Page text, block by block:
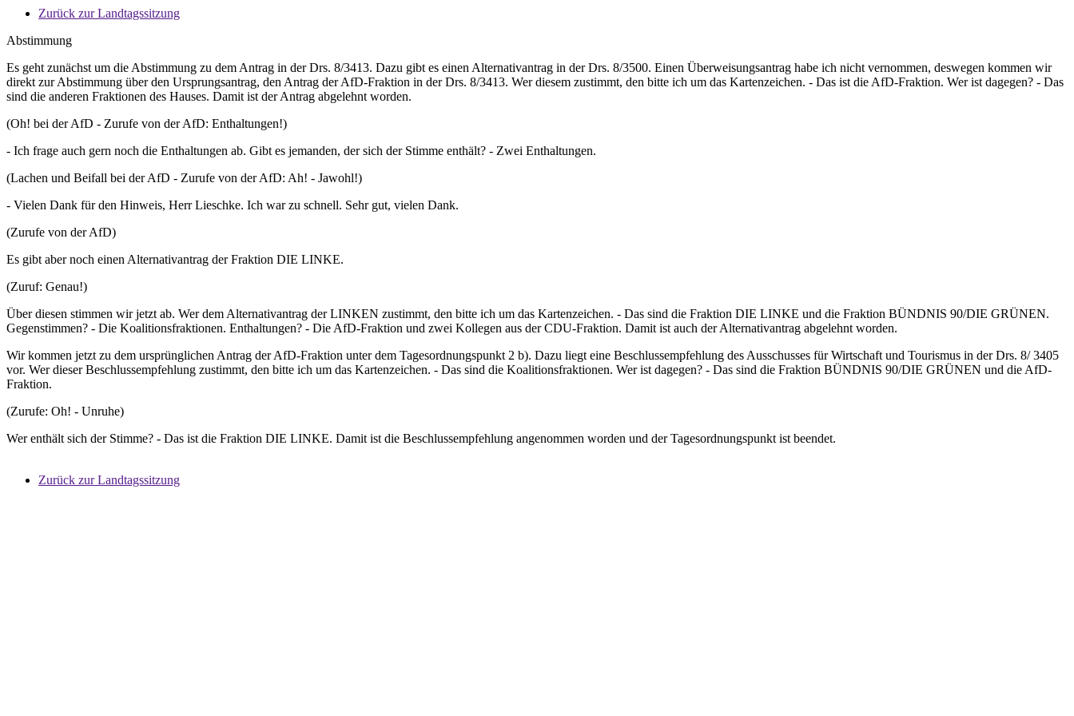
Zurück zur Landtagssitzung
Abstimmung
Es geht zunächst um die Abstimmung zu dem Antrag in der Drs. 8/3413. Dazu gibt es einen Alternativantrag in der Drs. 8/3500. Einen Überweisungsantrag habe ich nicht vernommen, deswegen kommen wir
direkt zur Abstimmung über den Ursprungsantrag, den Antrag der AfD-Fraktion in der Drs. 8/3413. Wer diesem zustimmt, den bitte ich um das Kartenzeichen. - Das ist die AfD-Fraktion. Wer ist dagegen? - Das
sind die anderen Fraktionen des Hauses. Damit ist der Antrag abgelehnt worden.
(Oh! bei der AfD - Zurufe von der AfD: Enthaltungen!)
- Ich frage auch gern noch die Enthaltungen ab. Gibt es jemanden, der sich der Stimme enthält? - Zwei Enthaltungen.
(Lachen und Beifall bei der AfD - Zurufe von der AfD: Ah! - Jawohl!)
- Vielen Dank für den Hinweis, Herr Lieschke. Ich war zu schnell. Sehr gut, vielen Dank.
(Zurufe von der AfD)
Es gibt aber noch einen Alternativantrag der Fraktion DIE LINKE.
(Zuruf: Genau!)
Über diesen stimmen wir jetzt ab. Wer dem Alternativantrag der LINKEN zustimmt, den bitte ich um das Kartenzeichen. - Das sind die Fraktion DIE LINKE und die Fraktion BÜNDNIS 90/DIE GRÜNEN.
Gegenstimmen? - Die Koalitionsfraktionen. Enthaltungen? - Die AfD-Fraktion und zwei Kollegen aus der CDU-Fraktion. Damit ist auch der Alternativantrag abgelehnt worden.
Wir kommen jetzt zu dem ursprünglichen Antrag der AfD-Fraktion unter dem Tagesordnungspunkt 2 b). Dazu liegt eine Beschlussempfehlung des Ausschusses für Wirtschaft und Tourismus in der Drs. 8/ 3405
vor. Wer dieser Beschlussempfehlung zustimmt, den bitte ich um das Kartenzeichen. - Das sind die Koalitionsfraktionen. Wer ist dagegen? - Das sind die Fraktion BÜNDNIS 90/DIE GRÜNEN und die AfD-
Fraktion.
(Zurufe: Oh! - Unruhe)
Wer enthält sich der Stimme? - Das ist die Fraktion DIE LINKE. Damit ist die Beschlussempfehlung angenommen worden und der Tagesordnungspunkt ist beendet.
Zurück zur Landtagssitzung